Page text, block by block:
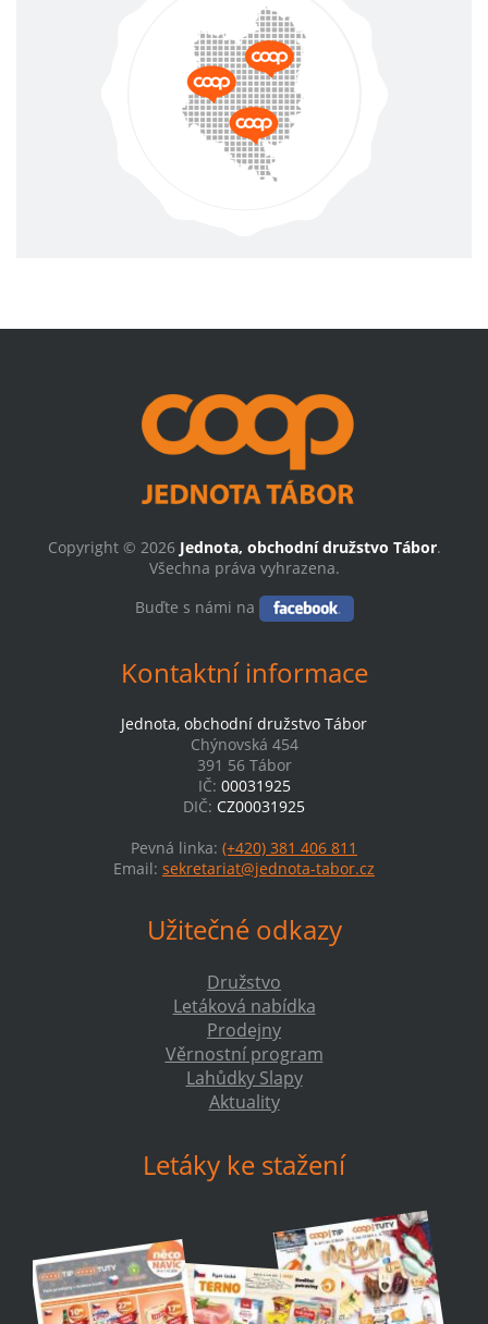
Copyright © 2026 Jednota, obchodní družstvo Tábor.
Všechna práva vyhrazena.
Buďte s námi na
Kontaktní informace
Jednota, obchodní družstvo Tábor
Chýnovská 454
391 56 Tábor
IČ: 00031925
DIČ: CZ00031925
Pevná linka: (+420) 381 406 811
Email: sekretariat@jednota-tabor.cz
Užitečné odkazy
Družstvo
Letáková nabídka
Prodejny
Věrnostní program
Lahůdky Slapy
Aktuality
Letáky ke stažení